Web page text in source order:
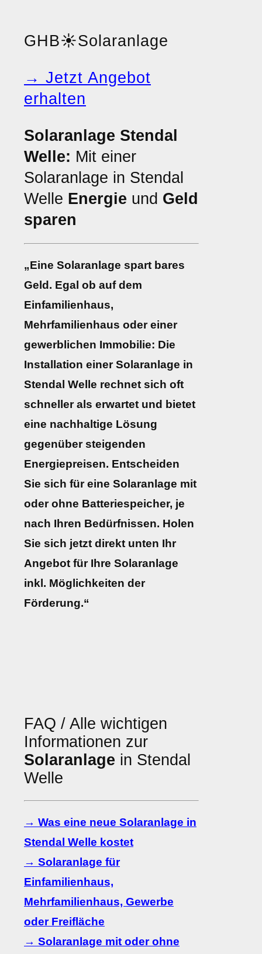
GHB☀️Solaranlage
→ Jetzt Angebot
erhalten
Solaranlage Stendal
Welle: Mit einer
Solaranlage in Stendal
Welle Energie und Geld
sparen
„Eine Solaranlage spart bares
Geld. Egal ob auf dem
Einfamilienhaus,
Mehrfamilienhaus oder einer
gewerblichen Immobilie: Die
Installation einer Solaranlage in
Stendal Welle rechnet sich oft
schneller als erwartet und bietet
eine nachhaltige Lösung
gegenüber steigenden
Energiepreisen. Entscheiden
Sie sich für eine Solaranlage mit
oder ohne Batteriespeicher, je
nach Ihren Bedürfnissen. Holen
Sie sich jetzt direkt unten Ihr
Angebot für Ihre Solaranlage
inkl. Möglichkeiten der
Förderung.“
FAQ / Alle wichtigen
Informationen zur
Solaranlage in Stendal
Welle
→ Was eine neue Solaranlage in
Stendal Welle kostet
→ Solaranlage für
Einfamilienhaus,
Mehrfamilienhaus, Gewerbe
oder Freifläche
→ Solaranlage mit oder ohne